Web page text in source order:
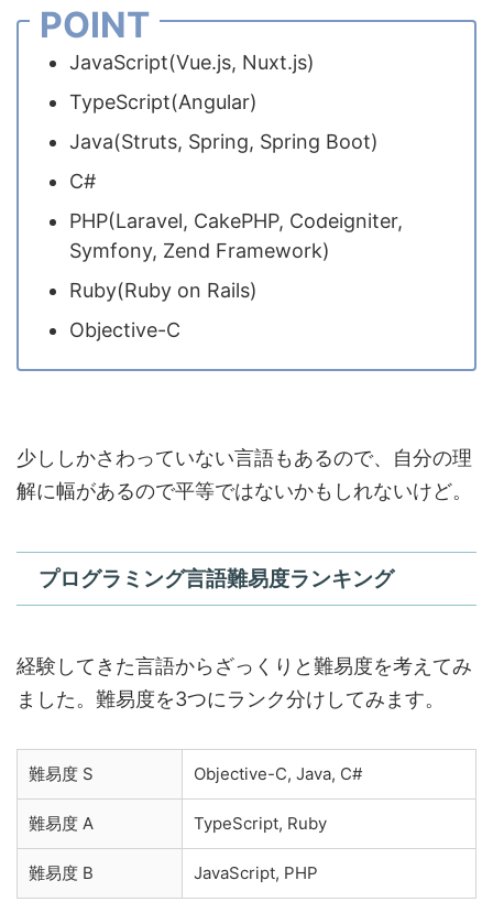
POINT
JavaScript(Vue.js, Nuxt.js)
TypeScript(Angular)
Java(Struts, Spring, Spring Boot)
C#
PHP(Laravel, CakePHP, Codeigniter,
Symfony, Zend Framework)
Ruby(Ruby on Rails)
Objective-C
少ししかさわっていない言語もあるので、自分の理
解に幅があるので平等ではないかもしれないけど。
プログラミング言語難易度ランキング
経験してきた言語からざっくりと難易度を考えてみ
ました。難易度を3つにランク分けしてみます。
難易度 S Objective-C, Java, C#
難易度 A TypeScript, Ruby
難易度 B JavaScript, PHP